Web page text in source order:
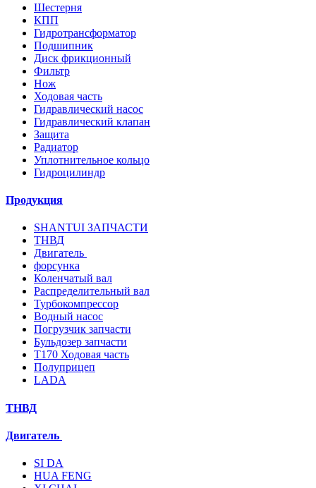
Шестерня
КПП
Гидротрансформатор
Подшипник
Диск фрикционный
Фильтр
Нож
Ходовая часть
Гидравлический насос
Гидравлический клапан
Защита
Радиатор
Уплотнительное кольцо
Гидроцилиндр
Продукция
SHANTUI ЗАПЧАСТИ
ТНВД
Двигатель
форсунка
Коленчатый вал
Распределительный вал
Турбокомпрессор
Водный насос
Погрузчик запчасти
Бульдозер запчасти
T170 Ходовая часть
Полуприцеп
LADA
ТНВД
Двигатель
SI DA
HUA FENG